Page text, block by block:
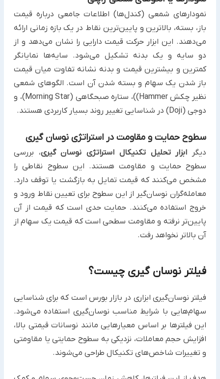
نمودارهای شمعی (کندل‌ها) اطلاعات جامعی درباره قیمت
باز، بسته، بالاترین و پایین‌ترین نقاط در یک بازه زمانی ارائه
می‌دهند. این ابزار حرکت قیمت دارایی را نشان می‌دهد و از
دو سایه و یک بدنه تشکیل می‌شود. سایه‌ها نمایانگر
کمترین و بیشترین قیمت و بدنه نشانه تفاوت میان قیمت
باز شدن یک سهام و بسته شدن آن است. الگوهای شمعی
نظیر چکش Hammer))، ستاره صبحگاهی (Morning Star)، و
دوجی (Doji) در شناسایی تغییر روند بسیار کاربردی هستند.
سطوح حمایت و مقاومت در استراتژی نوسان گیری
دیگر ابزار تحلیل تکنیکال استراتژی نوسان گیری، بررسی
سطوح حمایت و مقاومت هستند. این سطوح نقاطی را
مشخص می‌کنند که قیمت تمایل به بازگشت یا توقف دارد.
معامله‌گران نوسان‌گیر از این سطوح برای تعیین نقاط ورود و
خروج استفاده می‌کنند. حمایت حدی است که قیمت از آن
پایین‌تر نرفته و مقاومت سطحی است که قیمت یک سهام از
آن بالاتر نخواهد رفت.
فیلتر نوسان‌ گیری چیست؟
فیلتر نوسان‌گیری ابزاری در بازار بورس است که برای شناسایی
سهام‌هایی با شرایط مناسب نوسان‌گیری استفاده می‌شود.
این فیلترها بر اساس معیارهایی مانند نوسانات قیمتی بالا،
افزایش حجم معاملات، نزدیکی به سطوح حمایتی یا مقاومتی
و تغییرات شاخص‌های تکنیکال طراحی می‌شوند.